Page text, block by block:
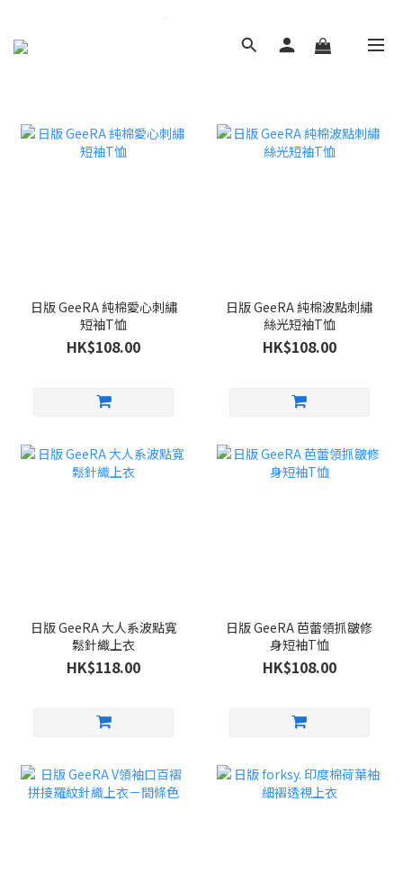
日版 GeeRA 純棉愛心刺繡
短袖T恤
HK$108.00
日版 GeeRA 純棉波點刺繡
絲光短袖T恤
HK$108.00
日版 GeeRA 大人系波點寬
鬆針織上衣
HK$118.00
日版 GeeRA 芭蕾領抓皺修
身短袖T恤
HK$108.00